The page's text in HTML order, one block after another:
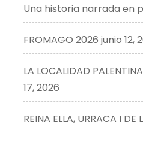
Una historia narrada en
FROMAGO 2026 junio 12,
LA LOCALIDAD
17, 2026
REINA ELLA, URRACA I DE